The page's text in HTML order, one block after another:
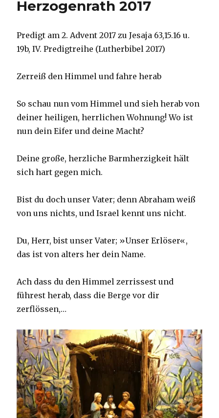
Christoph
Fleischer,
2018
Herzogenrath 2017
Predigt am 2. Advent 2017 zu Jesaja 63,15.16 u.
19b, IV. Predigtreihe (Lutherbibel 2017)
Zerreiß den Himmel und fahre herab
So schau nun vom Himmel und sieh herab von
deiner heiligen, herrlichen Wohnung! Wo ist
nun dein Eifer und deine Macht?
Deine große, herzliche Barmherzigkeit hält
sich hart gegen mich.
Bist du doch unser Vater; denn Abraham weiß
von uns nichts, und Israel kennt uns nicht.
Du, Herr, bist unser Vater; »Unser Erlöser«,
das ist von alters her dein Name.
Ach dass du den Himmel zerrissest und
führest herab, dass die Berge vor dir
zerflössen,…